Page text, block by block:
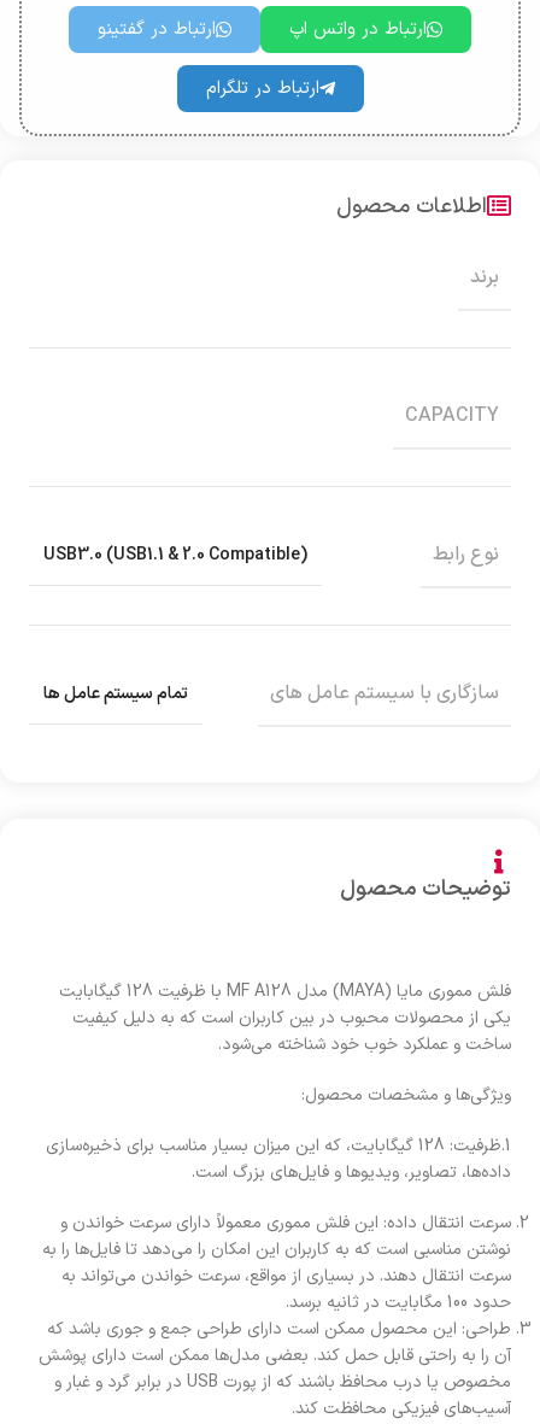
ارتباط در واتس اپ ارتباط در گفتینو
ارتباط در تلگرام
توضیحات محصول
فلش مموری مایا (MAYA) مدل MF A128 با ظرفیت 128 گیگابایت
یکی از محصولات محبوب در بین کاربران است که به دلیل کیفیت
ساخت و عملکرد خوب خود شناخته می‌شود.
ویژگی‌ها و مشخصات محصول:
1.ظرفیت: 128 گیگابایت، که این میزان بسیار مناسب برای ذخیره‌سازی
داده‌ها، تصاویر، ویدیوها و فایل‌های بزرگ است.
سرعت انتقال داده: این فلش مموری معمولاً دارای سرعت خواندن و
نوشتن مناسبی است که به کاربران این امکان را می‌دهد تا فایل‌ها را به
سرعت انتقال دهند. در بسیاری از مواقع، سرعت خواندن می‌تواند به
حدود 100 مگابایت در ثانیه برسد.
طراحی: این محصول ممکن است دارای طراحی جمع و جوری باشد که
آن را به راحتی قابل حمل کند. بعضی مدل‌ها ممکن است دارای پوشش
مخصوص یا درب محافظ باشند که از پورت USB در برابر گرد و غبار و
آسیب‌های فیزیکی محافظت کند.
اطلاعات محصول
برند
CAPACITY
نوع رابط USB3.0 (USB1.1 & 2.0 Compatible)
سازگاری با سیستم عامل های تمام سیستم عامل ها